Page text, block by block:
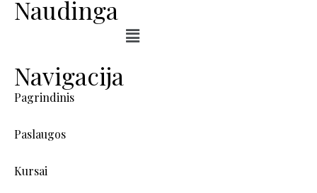
Naudinga
Navigacija
Pagrindinis
Paslaugos
Kursai